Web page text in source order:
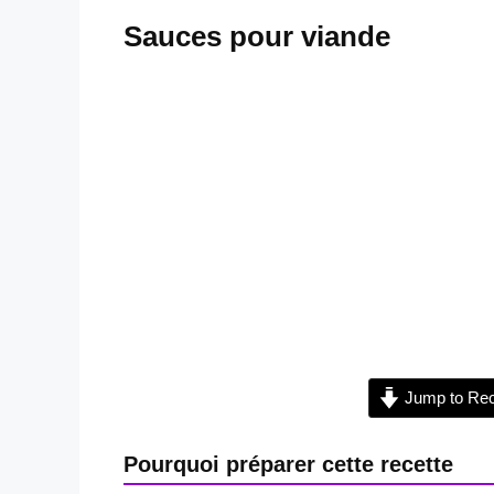
Sauces pour viande
Jump to
Pourquoi préparer cette recette